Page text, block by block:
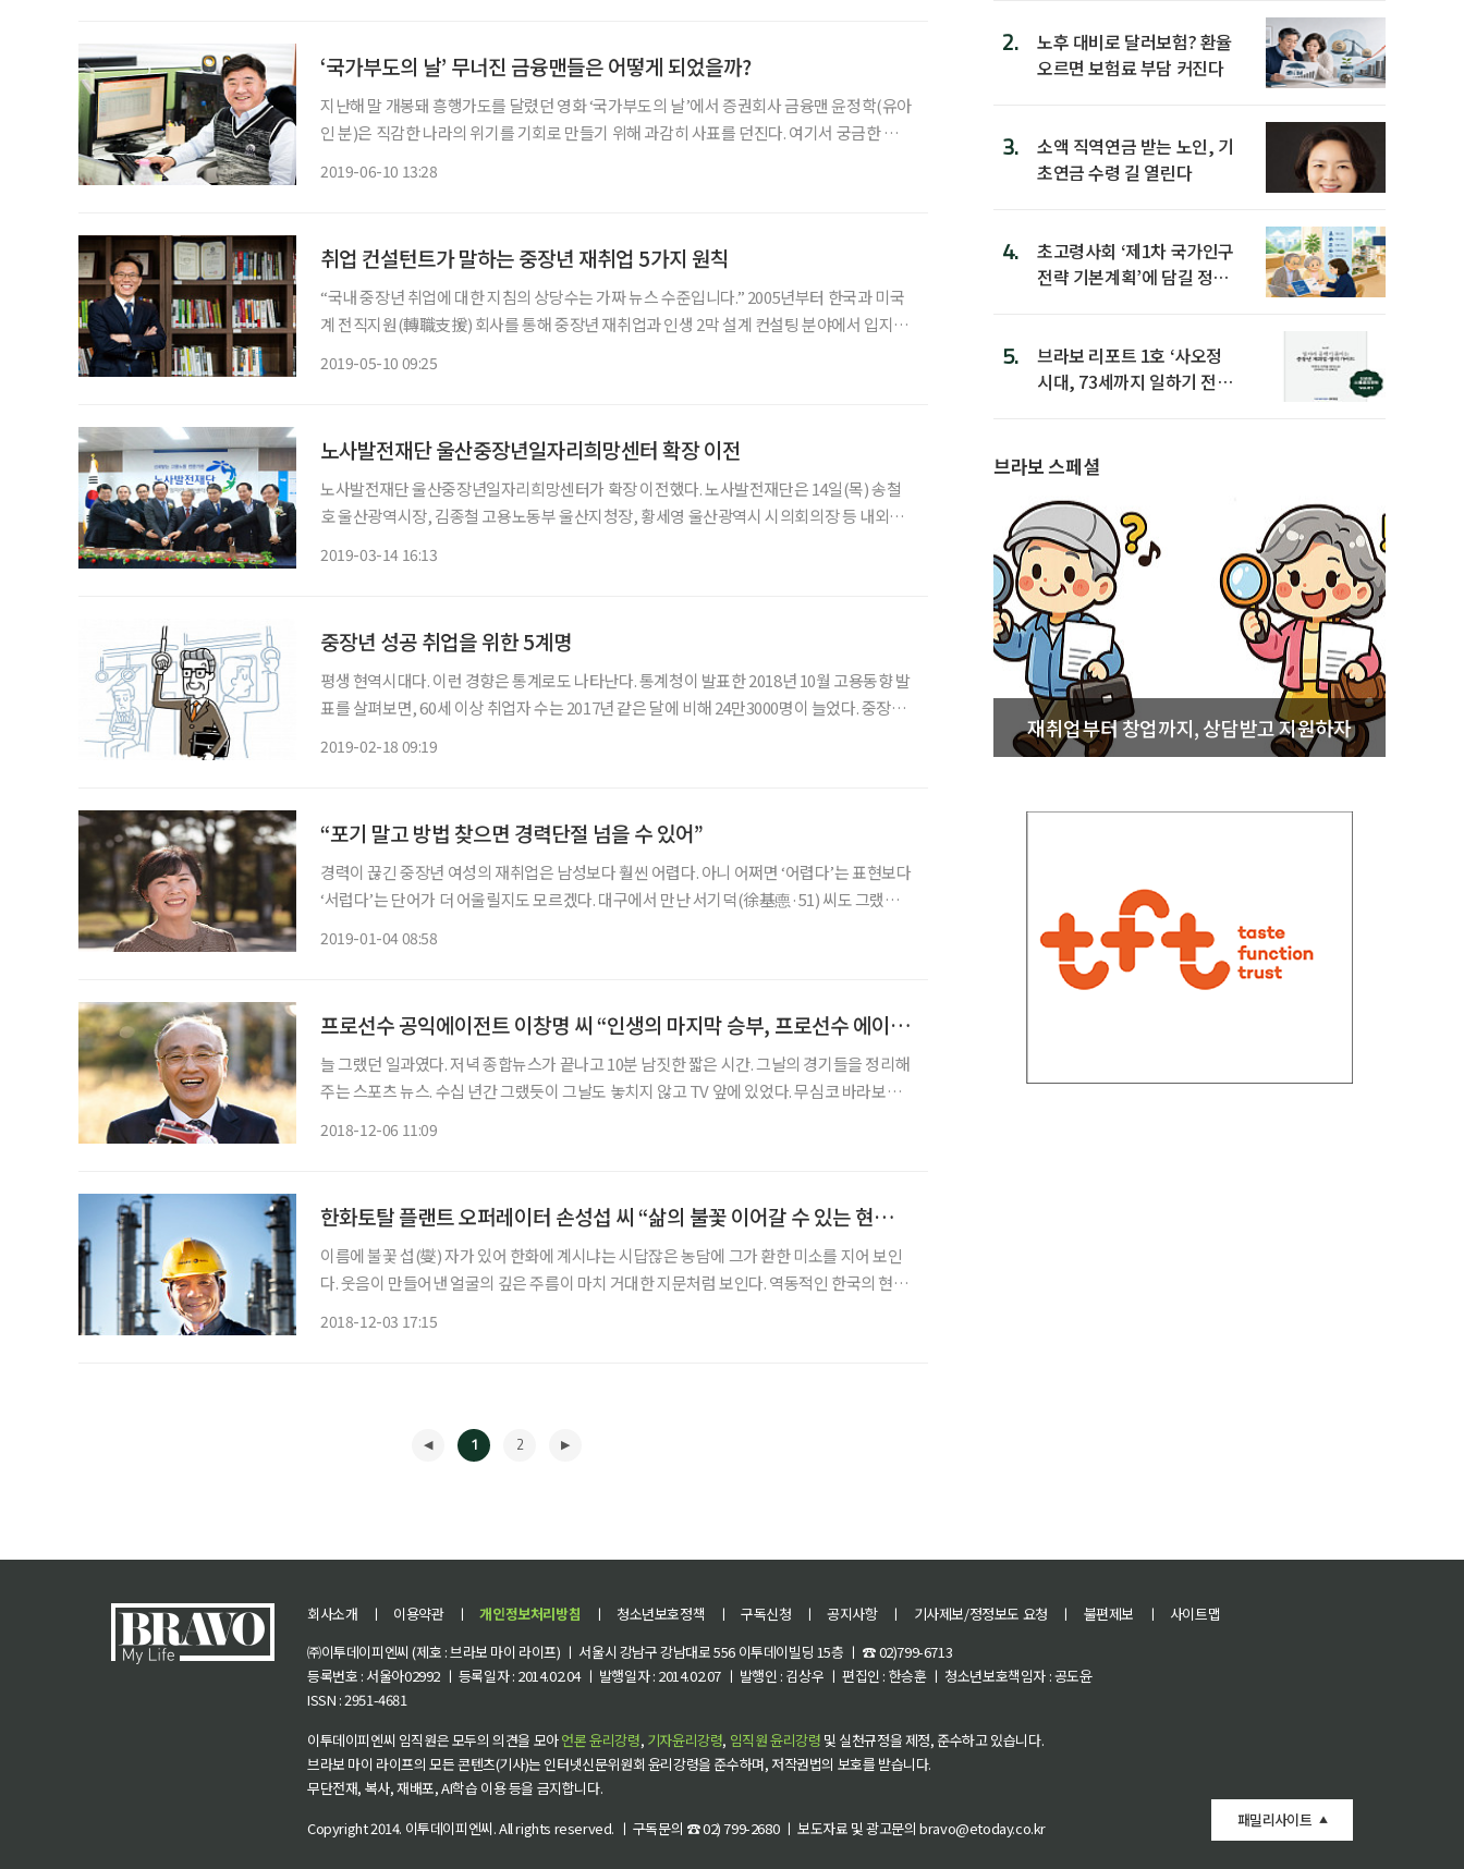
‘국가부도의 날’ 무너진 금융맨들은 어떻게 되었을까?
지난해 말 개봉돼 흥행가도를 달렸던 영화 ‘국가부도의 날’에서 증권회사 금융맨 윤정학(유아
인 분)은 직감한 나라의 위기를 기회로 만들기 위해 과감히 사표를 던진다. 여기서 궁금한 것
2019-06-10 13:28
취업 컨설턴트가 말하는 중장년 재취업 5가지 원칙
“국내 중장년 취업에 대한 지침의 상당수는 가짜 뉴스 수준입니다.” 2005년부터 한국과 미국
계 전직지원(轉職支援) 회사를 통해 중장년 재취업과 인생 2막 설계 컨설팅 분야에서 입지를
2019-05-10 09:25
노사발전재단 울산중장년일자리희망센터 확장 이전
노사발전재단 울산중장년일자리희망센터가 확장 이전했다. 노사발전재단은 14일(목) 송철
호 울산광역시장, 김종철 고용노동부 울산지청장, 황세영 울산광역시 시의회의장 등 내외빈
2019-03-14 16:13
중장년 성공 취업을 위한 5계명
평생 현역시대다. 이런 경향은 통계로도 나타난다. 통계청이 발표한 2018년 10월 고용동향 발
표를 살펴보면, 60세 이상 취업자 수는 2017년 같은 달에 비해 24만3000명이 늘었다. 중장년
2019-02-18 09:19
“포기 말고 방법 찾으면 경력단절 넘을 수 있어”
경력이 끊긴 중장년 여성의 재취업은 남성보다 훨씬 어렵다. 아니 어쩌면 ‘어렵다’는 표현보다
‘서럽다’는 단어가 더 어울릴지도 모르겠다. 대구에서 만난 서기덕(徐基㥁·51) 씨도 그랬다.
2019-01-04 08:58
프로선수 공익에이전트 이창명 씨 “인생의 마지막 승부, 프로선수 에이전트에 걸었죠”
늘 그랬던 일과였다. 저녁 종합뉴스가 끝나고 10분 남짓한 짧은 시간. 그날의 경기들을 정리해
주는 스포츠 뉴스. 수십 년간 그랬듯이 그날도 놓치지 않고 TV 앞에 있었다. 무심코 바라보던
2018-12-06 11:09
한화토탈 플랜트 오퍼레이터 손성섭 씨 “삶의 불꽃 이어갈 수 있는 현장이 행복”
이름에 불꽃 섭(燮) 자가 있어 한화에 계시냐는 시답잖은 농담에 그가 환한 미소를 지어 보인
다. 웃음이 만들어낸 얼굴의 깊은 주름이 마치 거대한 지문처럼 보인다. 역동적인 한국의 현대
2018-12-03 17:15
1 2
2.
노후 대비로 달러보험? 환율
오르면 보험료 부담 커진다
3.
소액 직역연금 받는 노인, 기
초연금 수령 길 열린다
4.
초고령사회 ‘제1차 국가인구
전략 기본계획’에 담길 정책
5.
브라보 리포트 1호 ‘사오정
시대, 73세까지 일하기 전략’
브라보 스페셜
재취업부터 창업까지, 상담받고 지원하자
회사소개 ㅣ 이용약관 ㅣ 개인정보처리방침 ㅣ 청소년보호정책 ㅣ 구독신청 ㅣ 공지사항 ㅣ 기사제보/정정보도 요청 ㅣ 불편제보 ㅣ
사이트맵
㈜이투데이피엔씨 (제호 : 브라보 마이 라이프) ㅣ 서울시 강남구 강남대로 556 이투데이빌딩 15층 ㅣ ☎ 02)799-6713
등록번호 : 서울아02992 ㅣ 등록일자 : 2014.02.04 ㅣ 발행일자 : 2014.02.07 ㅣ 발행인 : 김상우 ㅣ 편집인 : 한승훈 ㅣ 청소년보호책임자 : 공도윤
ISSN : 2951-4681
이투데이피엔씨 임직원은 모두의 의견을 모아언론 윤리강령, 기자윤리강령, 임직원 윤리강령 및 실천규정을 제정, 준수하고 있습니다.
브라보 마이 라이프의 모든 콘텐츠(기사)는 인터넷신문위원회 윤리강령을 준수하며, 저작권법의 보호를 받습니다.
무단전재, 복사, 재배포, AI학습 이용 등을 금지합니다.
Copyright 2014. 이투데이피엔씨. All rights reserved. ㅣ 구독문의 ☎ 02) 799-2680 ㅣ 보도자료 및 광고문의 bravo@etoday.co.kr 패밀리사이트